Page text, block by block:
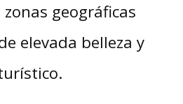
geográficas
elevada belleza y